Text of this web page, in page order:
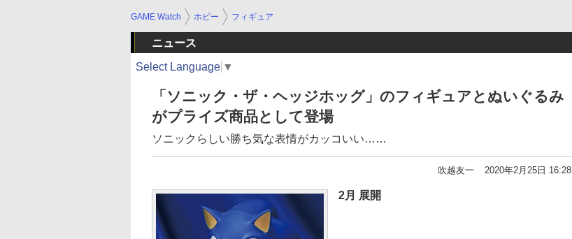
GAME Watch ホビー フィギュア
ニュース
Select Language ▼
「ソニック・ザ・ヘッジホッグ」のフィギュアとぬいぐるみ
がプライズ商品として登場
ソニックらしい勝ち気な表情がカッコいい……
吹越友一 2020年2月25日 16:28
2月 展開